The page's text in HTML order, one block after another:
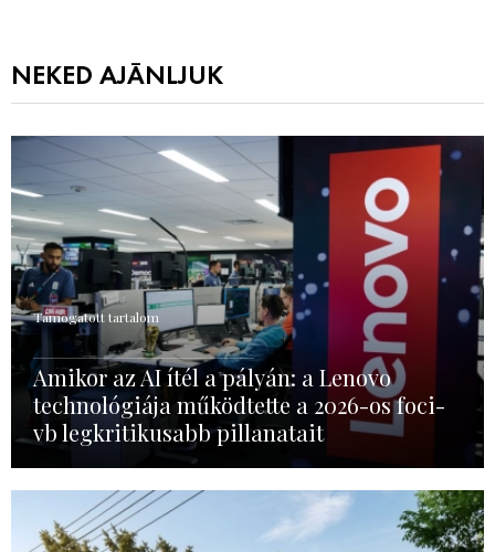
NEKED AJÁNLJUK
Támogatott tartalom
Amikor az AI ítél a pályán: a Lenovo
technológiája működtette a 2026-os foci-
vb legkritikusabb pillanatait